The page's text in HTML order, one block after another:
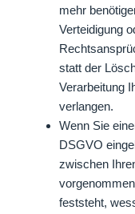
mehr
Verteidigung
statt der
Verarbeitung
verlangen.
Wenn Sie
DSGVO
zwischen
feststeht,